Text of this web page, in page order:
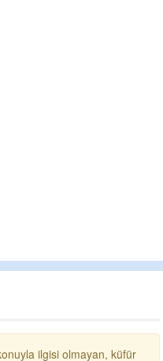
ilgisi olmayan, küfür